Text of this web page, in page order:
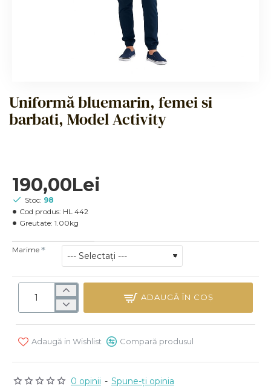
Uniformă bluemarin, femei si
barbati, Model Activity
0 opinii - Spune-ţi opinia
190,00Lei
Stoc: 98
Cod produs: HL 442
Greutate: 1.00kg
Marime
ADAUGĂ ÎN COŞ
Adaugă in Wishlist Compară produsul